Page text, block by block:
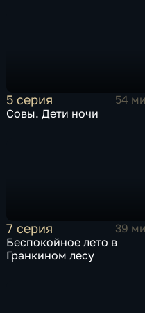
5 серия
54
Совы. Дети ночи
7 серия
39
Беспокойное лето в
Гранкином лесу